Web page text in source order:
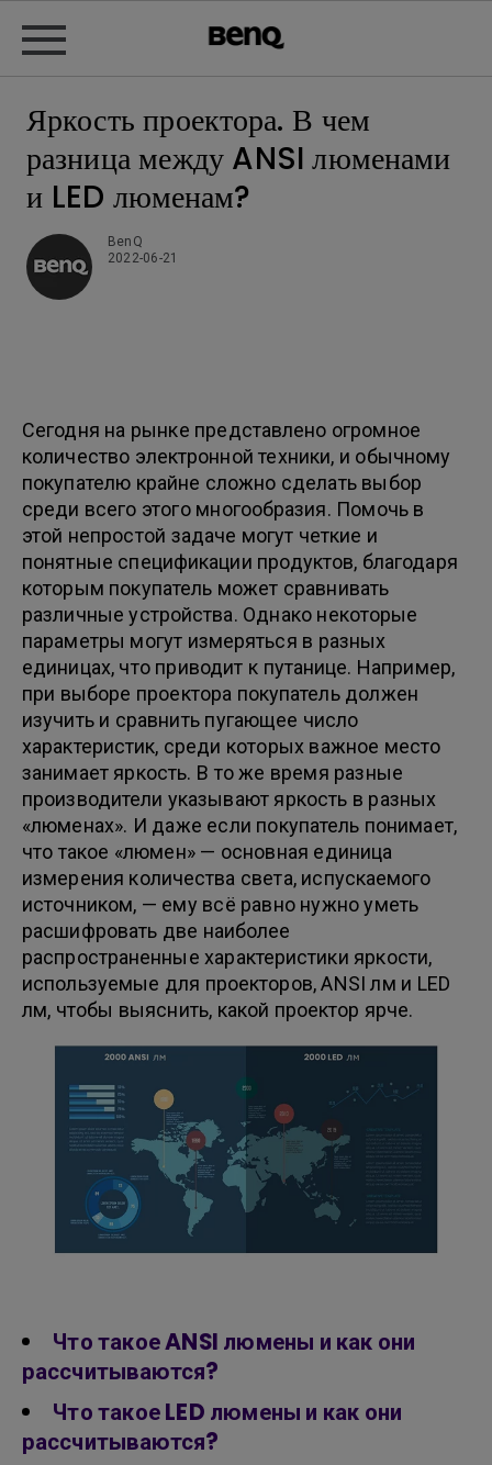
Яркость проектора. В чем
разница между ANSI люменами
и LED люменам?
BenQ
2022-06-21
Сегодня на рынке представлено огромное
количество электронной техники, и обычному
покупателю крайне сложно сделать выбор
среди всего этого многообразия. Помочь в
этой непростой задаче могут четкие и
понятные спецификации продуктов, благодаря
которым покупатель может сравнивать
различные устройства. Однако некоторые
параметры могут измеряться в разных
единицах, что приводит к путанице. Например,
при выборе проектора покупатель должен
изучить и сравнить пугающее число
характеристик, среди которых важное место
занимает яркость. В то же время разные
производители указывают яркость в разных
«люменах». И даже если покупатель понимает,
что такое «люмен» — основная единица
измерения количества света, испускаемого
источником, — ему всё равно нужно уметь
расшифровать две наиболее
распространенные характеристики яркости,
используемые для проекторов, ANSI лм и LED
лм, чтобы выяснить, какой проектор ярче.
Что такое ANSI люмены и как они
рассчитываются?
Что такое LED люмены и как они
рассчитываются?